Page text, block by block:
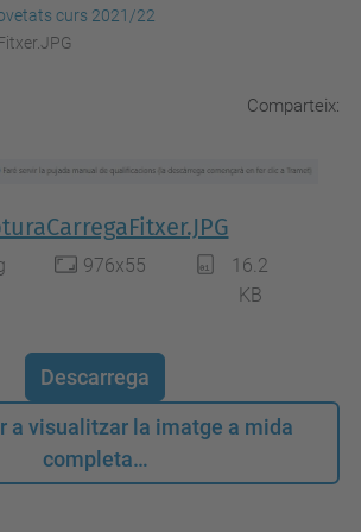
curs 2021/22
Comparteix:
976x55
16.2
KB
Descarrega
a visualitzar la imatge a mida
completa…